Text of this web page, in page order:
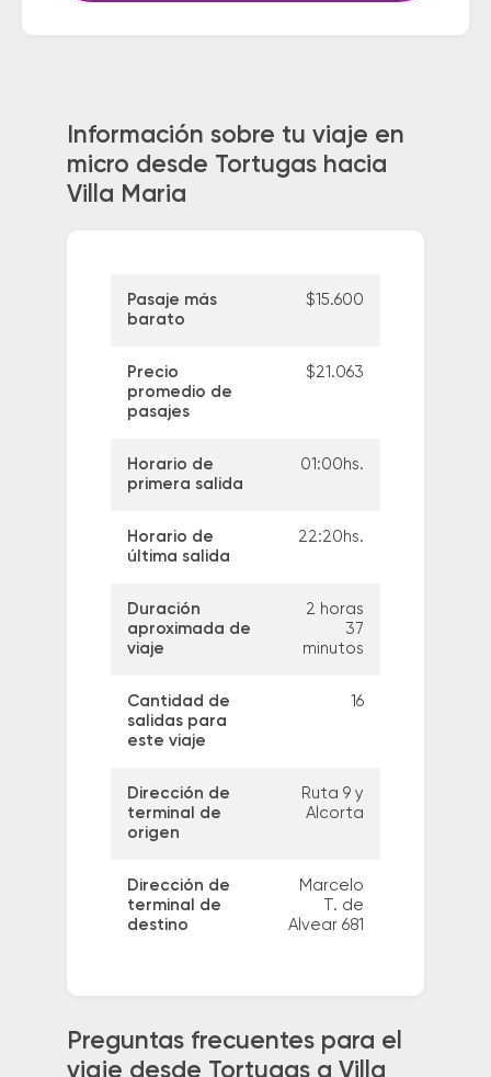
Información sobre tu viaje en
micro desde Tortugas hacia
Villa Maria
Pasaje más
barato
$15.600
Precio
promedio de
pasajes
$21.063
Horario de
primera salida
01:00hs.
Horario de
última salida
22:20hs.
Duración
aproximada de
viaje
2 horas
37
minutos
Cantidad de
salidas para
este viaje
16
Dirección de
terminal de
origen
Ruta 9 y
Alcorta
Dirección de
terminal de
destino
Marcelo
T. de
Alvear 681
Preguntas frecuentes para el
viaje desde Tortugas a Villa